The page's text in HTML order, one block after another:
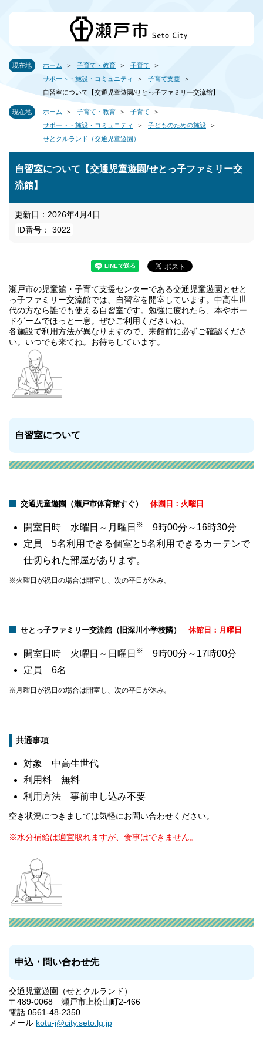
現在地 ホーム 子育て・教育
子育て
サポート・施設・コミュニティ
子育て支援
自習室について【交通児童遊園/せとっ子ファミリー交流館】
現在地 ホーム 子育て・教育
子育て
サポート・施設・コミュニティ
子どものための施設
せとクルランド（交通児童遊園）
自習室について【交通児童遊園/せとっ子ファミリー交
流館】
更新日：2026年4月4日
ID番号： 3022
瀬戸市の児童館・子育て支援センターである交通児童遊園とせと
っ子ファミリー交流館では、自習室を開室しています。中高生世
代の方なら誰でも使える自習室です。勉強に疲れたら、本やボー
ドゲームでほっと一息。ぜひご利用くださいね。
各施設で利用方法が異なりますので、来館前に必ずご確認くださ
い。いつでも来てね。お待ちしています。
自習室について
交通児童遊園（瀬戸市体育館すぐ） 休園日：火曜日
開室日時 水曜日～月曜日 ※
9時00分～16時30分
定員 5名利用できる個室と5名利用できるカーテンで
仕切られた部屋があります。
※火曜日が祝日の場合は開室し、次の平日が休み。
せとっ子ファミリー交流館（旧深川小学校隣） 休館日：月曜日
開室日時 火曜日～日曜日 ※
9時00分～17時00分
定員 6名
※月曜日が祝日の場合は開室し、次の平日が休み。
共通事項
対象 中高生世代
利用料 無料
利用方法 事前申し込み不要
空き状況につきましては気軽にお問い合わせください。
※水分補給は適宜取れますが、食事はできません。
申込・問い合わせ先
交通児童遊園（せとクルランド）
〒489-0068 瀬戸市上松山町2-466
電話 0561-48-2350
メール kotu-j@city.seto.lg.jp